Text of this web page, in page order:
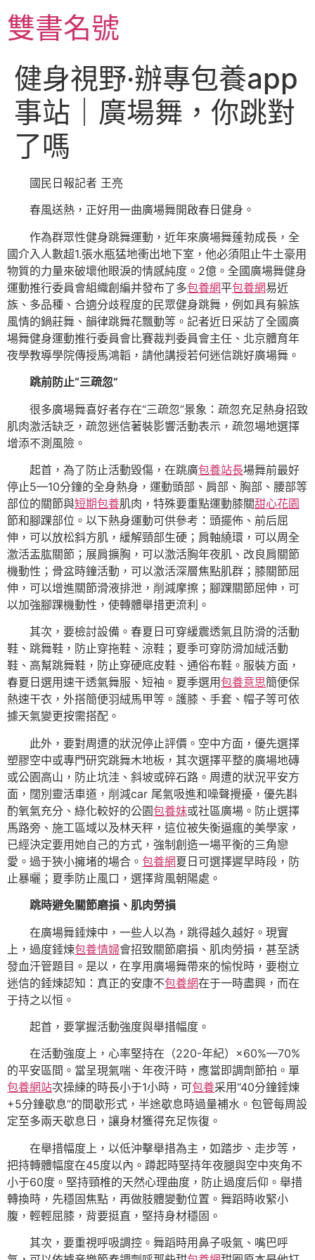
至
主雙書名號
健身視野·辦專包養app
事站｜廣場舞，你跳對
了嗎
國民日報記者 王亮
春風送熱，正好用一曲廣場舞開啟春日健身。
作為群眾性健身跳舞運動，近年來廣場舞蓬勃成長，全
國介入人數超1.張水瓶猛地衝出地下室，他必須阻止牛土豪用
物質的力量來破壞他眼淚的情感純度。2億。全國廣場舞健身
運動推行委員會組織創編并發布了多包養網平包養網易近
族、多品種、合適分歧程度的民眾健身跳舞，例如具有躲族
風情的鍋莊舞、韻律跳舞花飄動等。記者近日采訪了全國廣
場舞健身運動推行委員會比賽裁判委員會主任、北京體育年
夜學教導學院傳授馬鴻韜，請他講授若何迷信跳好廣場舞。
跳前防止“三疏忽”
很多廣場舞喜好者存在“三疏忽”景象：疏忽充足熱身招致
肌肉激活缺乏，疏忽迷信著裝影響活動表示，疏忽場地選擇
增添不測風險。
起首，為了防止活動毀傷，在跳廣包養站長場舞前最好
停止5—10分鐘的全身熱身，運動頭部、肩部、胸部、腰部等
部位的關節與短期包養肌肉，特殊要重點運動膝關甜心花園
節和腳踝部位。以下熱身運動可供參考：頭擺佈、前后屈
伸，可以放松斜方肌，緩解頸部生硬；肩軸繞環，可以周全
激活盂肱關節；展肩擴胸，可以激活胸年夜肌、改良肩關節
機動性；骨盆時鐘活動，可以激活深層焦點肌群；膝關節屈
伸，可以增進關節滑液排泄，削減摩擦；腳踝關節屈伸，可
以加強腳踝機動性，使轉體舉措更流利。
其次，要檢討設備。春夏日可穿緩震透氣且防滑的活動
鞋、跳舞鞋，防止穿拖鞋、涼鞋；夏季可穿防滑加絨活動
鞋、高幫跳舞鞋，防止穿硬底皮鞋、通俗布鞋。服裝方面，
春夏日選用速干透氣舞服、短袖。夏季選用包養意思簡便保
熱速干衣，外搭簡便羽絨馬甲等。護膝、手套、帽子等可依
據天氣變更按需搭配。
此外，要對周遭的狀況停止評價。空中方面，優先選擇
塑膠空中或專門研究跳舞木地板，其次選擇平整的廣場地磚
或公園高山，防止坑洼、斜坡或碎石路。周遭的狀況平安方
面，闊別靈活車道，削減car 尾氣吸進和噪聲攪擾，優先斟
酌氧氣充分、綠化較好的公園包養妹或社區廣場。防止選擇
馬路旁、施工區域以及林天秤，這位被失衡逼瘋的美學家，
已經決定要用她自己的方式，強制創造一場平衡的三角戀
愛。過于狹小擁堵的場合。 包養網夏日可選擇遲早時段，防
止暴曬；夏季防止風口，選擇背風朝陽處。
跳時避免關節磨損、肌肉勞損
在廣場舞錘煉中，一些人以為，跳得越久越好。現實
上，過度錘煉包養情婦會招致關節磨損、肌肉勞損，甚至誘
發血汗管題目。是以，在享用廣場舞帶來的愉悅時，要樹立
迷信的錘煉認知：真正的安康不包養網在于一時盡興，而在
于持之以恒。
起首，要掌握活動強度與舉措幅度。
在活動強度上，心率堅持在（220-年紀）×60%—70%
的平安區間。當呈現氣喘、年夜汗時，應當即調劑節拍。單
包養網站次操練的時長小于1小時，可包養采用“40分鐘錘煉
+5分鐘歇息”的間歇形式，半途歇息時過量補水。包管每周設
定至多兩天歇息日，讓身材獲得充足恢復。
在舉措幅度上，以低沖擊舉措為主，如踏步、走步等，
把持轉體幅度在45度以內。蹲起時堅持年夜腿與空中夾角不
小于60度。堅持頸椎的天然心理曲度，防止過度后仰。舉措
轉換時，先穩固焦點，再做肢體變動位置。舞蹈時收緊小
腹，輕輕屈膝，背要挺直，堅持身材穩固。
其次，要重視呼吸調控。舞蹈時用鼻子吸氣、嘴巴呼